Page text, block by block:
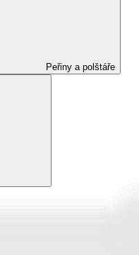
Peřiny a polštáře